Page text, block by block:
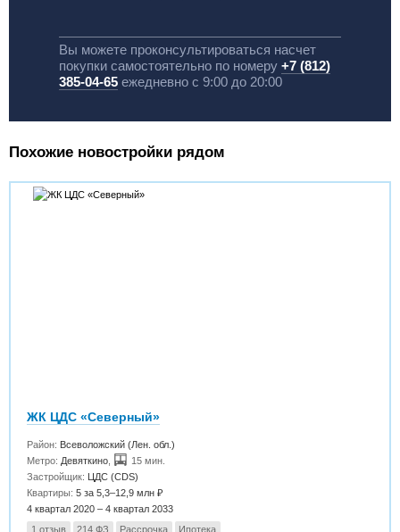
Вы можете проконсультироваться насчет
покупки самостоятельно по номеру +7 (812)
385-04-65ежедневно с 9:00 до 20:00
Похожие новостройки рядом
ЖК ЦДС «Северный»
Район: Всеволожский (Лен. обл.)
Метро: Девяткино
15 мин.
Застройщик:
ЦДС (CDS)
Квартиры:5 за 5,3–12,9 млн ₽
4 квартал 2020 – 4 квартал 2033
1 отзыв
214 ФЗ Рассрочка Ипотека